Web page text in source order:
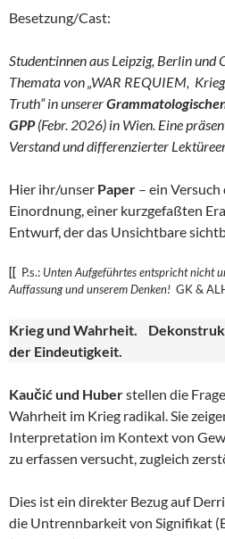
Besetzung/Cast:
Student:innen aus Leipzig, Berlin und
Themata von „WAR REQUIEM,
Truth“ in unserer
GPP(Febr. 2026) in Wien. Eine
Verstand und differenzierter
Hier ihr/unser Paper – ein
Einordnung, einer kurzgefaßten
Entwurf, der das Unsichtbare
[[ P.s.: Unten Aufgeführtes entspricht nicht
Auffassung und unseremDenken! GK &
Krieg und Wahrheit.
der Eindeutigkeit.
Kaučić und Huberstellen die
Wahrheit im Krieg radikal. Sie
Interpretation im Kontext von
zu erfassen versucht, zugleich
Dies ist ein direkter Bezug auf
die Untrennbarkeit von Signifikat